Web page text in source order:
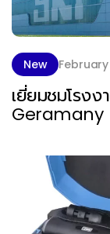
New
เยี่ยมชมโรง
Geramany